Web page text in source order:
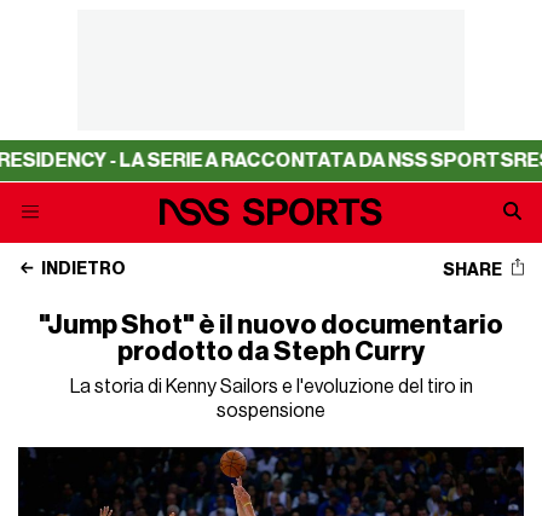
- LA SERIE A RACCONTATA DA NSS SPORTS
INDIETRO SHARE
"Jump Shot" è il nuovo documentario
prodotto da Steph Curry
La storia di Kenny Sailors e l'evoluzione del tiro in
sospensione